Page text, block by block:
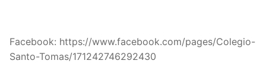
Facebook: https://www.facebook.com/pages/Colegio-
Santo-Tomas/171242746292430